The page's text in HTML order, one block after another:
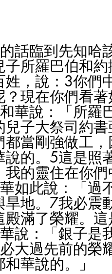
話臨到先知哈
所羅巴伯和
，說：3你們
現在你們看
華說：「所羅
子大祭司約
當剛強做工
的。5這是照
的靈住在你
如此說：「過
地。7我必震
滿了榮耀。
說：「銀子是
大過先前的榮
華說的。」